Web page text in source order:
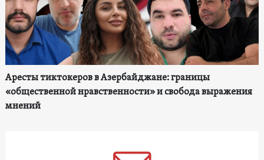
Аресты тиктокеров в Азербайджане: границы
«общественной нравственности» и свобода выражения
мнений